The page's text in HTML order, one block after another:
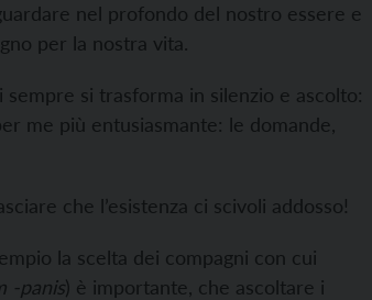
nel profondo del nostro essere e
per la nostra vita.
si trasforma in silenzio e ascolto:
me più entusiasmante: le domande,
che l’esistenza ci scivoli addosso!
la scelta dei compagni con cui
-panis) è importante, che ascoltare i